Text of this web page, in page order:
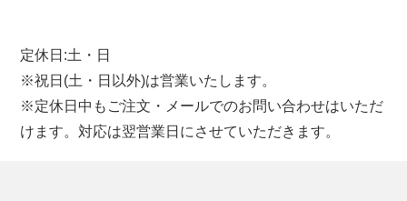
定休日:土・日
※祝日(土・日以外)は営業いたします。
※定休日中もご注文・メールでのお問い合わせはいただ
けます。対応は翌営業日にさせていただきます。